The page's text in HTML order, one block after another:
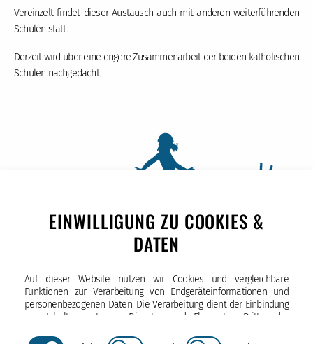
EINWILLIGUNG ZU COOKIES &
DATEN
Auf dieser Website nutzen wir Cookies und vergleichbare
Funktionen zur Verarbeitung von Endgeräteinformationen und
personenbezogenen Daten. Die Verarbeitung dient der Einbindung
von Inhalten, externen Diensten und Elementen Dritter, der
Vereinzelt findet dieser Austausch auch mit anderen weiterführenden
Schulen statt.
Derzeit wird über eine engere Zusammenarbeit der beiden katholischen
Schulen nachgedacht.
Katholische Schule Hochallee
Tel. (040) 87 87 915-10